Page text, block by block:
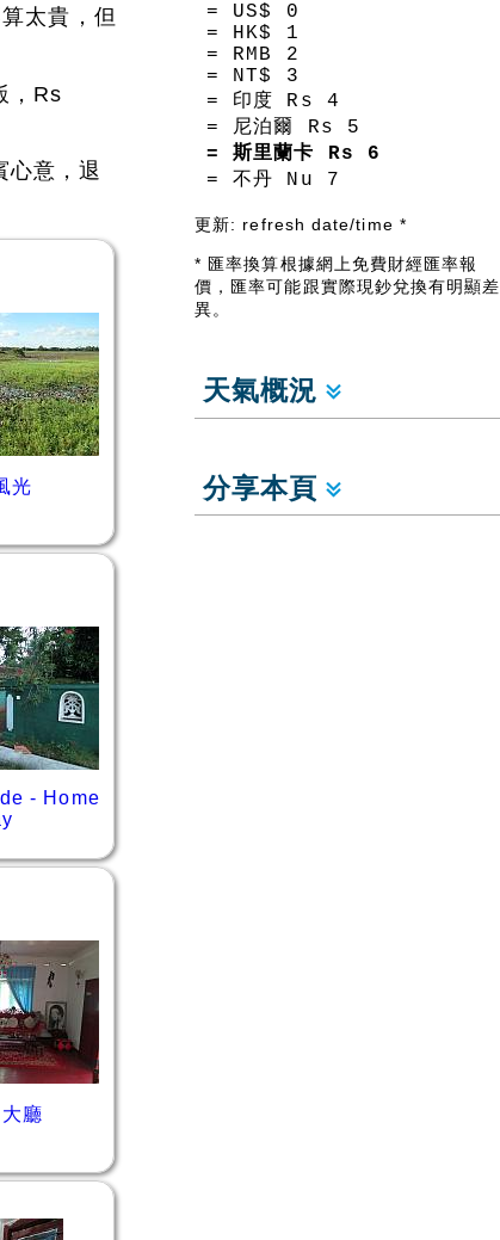
太貴，但
，Rs
心意，退
光
- Home
廳
= US$ 0
= HK$ 1
= RMB 2
= NT$ 3
= 印度 Rs 4
= 尼泊爾 Rs 5
= 斯里蘭卡 Rs 6
= 不丹 Nu 7
更新: refresh date/time *
* 匯率換算根據網上免費財經匯率報
價，匯率可能跟實際現鈔兌換有明顯差
異。
天氣概況
分享本頁